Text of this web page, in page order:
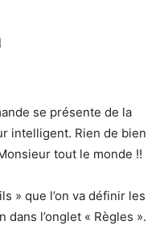
se présente de la
intelligent. Rien de bien
tout le monde !!
» que l’on va définir les
l’onglet « Règles ».